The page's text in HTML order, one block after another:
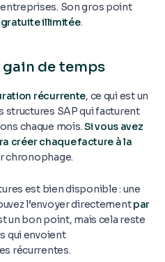
Son gros point
illimitée.
de temps
récurrente, ce qui est un
SAP qui facturent
chaque mois.Si vous avez
créer chaque facture à la
chronophage.
est bien disponible : une
l’envoyer directementpar
un bon point, mais cela reste
qui envoient
récurrentes.